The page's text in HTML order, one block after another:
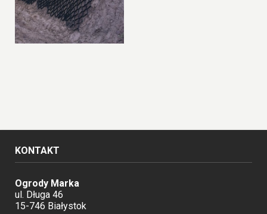
KONTAKT
Ogrody Marka
ul. Długa 46
15-746 Białystok